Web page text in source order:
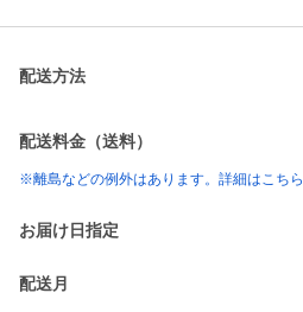
配送方法
配送料金（送料）
※離島などの例外はあります。詳細はこちら
お届け日指定
配送月